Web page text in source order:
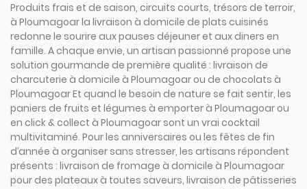
Produits frais et de saison, circuits courts, trésors de terroir,
à Ploumagoar la livraison à domicile de plats cuisinés
redonne le sourire aux pauses déjeuner et aux diners en
famille. A chaque envie, un artisan passionné propose une
solution gourmande de première qualité : livraison de
charcuterie à domicile à Ploumagoar ou de chocolats à
Ploumagoar Et quand le besoin de nature se fait sentir, les
paniers de fruits et légumes à emporter à Ploumagoar ou
en click & collect à Ploumagoar sont un vrai cocktail
multivitaminé. Pour les anniversaires ou les fêtes de fin
d’année à organiser sans stresser, les artisans répondent
présents : livraison de fromage à domicile à Ploumagoar
pour des plateaux à toutes saveurs, livraison de pâtisseries